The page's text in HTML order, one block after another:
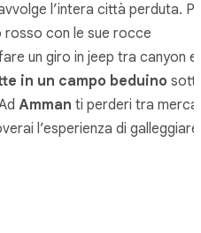
l’intera città perduta.
rosso con le sue rocce
un giro in jeep tra canyon e
in un campo beduino
Amman ti perderi tra
l’esperienza di